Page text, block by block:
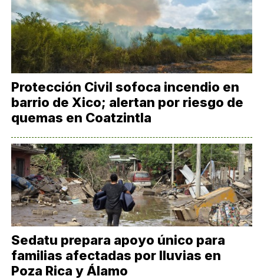
Protección Civil sofoca incendio en
barrio de Xico; alertan por riesgo de
quemas en Coatzintla
Sedatu prepara apoyo único para
familias afectadas por lluvias en
Poza Rica y Álamo